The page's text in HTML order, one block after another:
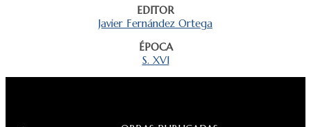
EDITOR
Javier Fernández Ortega
ÉPOCA
S. XVI